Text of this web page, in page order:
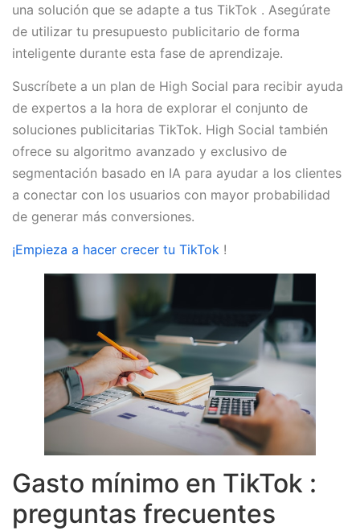
una solución que se adapte a tus TikTok . Asegúrate
de utilizar tu presupuesto publicitario de forma
inteligente durante esta fase de aprendizaje.
Suscríbete a un plan de High Social para recibir ayuda
de expertos a la hora de explorar el conjunto de
soluciones publicitarias TikTok. High Social también
ofrece su algoritmo avanzado y exclusivo de
segmentación basado en IA para ayudar a los clientes
a conectar con los usuarios con mayor probabilidad
de generar más conversiones.
¡Empieza a hacer crecer tu TikTok !
Gasto mínimo en TikTok :
preguntas frecuentes